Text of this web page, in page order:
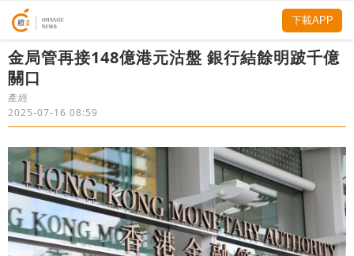
金局管再接148億港元沽盤 銀行結餘明跛千億
關口
產經
2025-07-16 08:59
下載APP